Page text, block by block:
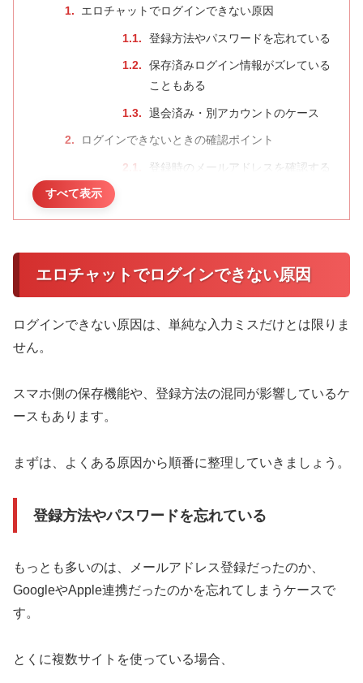
エロチャットでログインできない原因
登録方法やパスワードを忘れている
保存済みログイン情報がズレている
こともある
退会済み・別アカウントのケース
ログインできないときの確認ポイント
登録時のメールアドレスを確認する
ブラウザやアプリを変えて試してみ
再登録前に確認したいこと
既存アカウントが残っていないか確
認する
ログイン状態が残るケース
以前使っていた端末情報が混ざるこ
共有端末では別アカウントの混同に
よくある質問（FAQ）
パスワードを忘れたら？
くなる？
すべて表示
エロチャットでログインできない原因
ログインできない原因は、単純な入力ミスだけとは限りま
せん。
スマホ側の保存機能や、登録方法の混同が影響しているケ
ースもあります。
まずは、よくある原因から順番に整理していきましょう。
登録方法やパスワードを忘れている
もっとも多いのは、メールアドレス登録だったのか、
GoogleやApple連携だったのかを忘れてしまうケースで
す。
とくに複数サイトを使っている場合、